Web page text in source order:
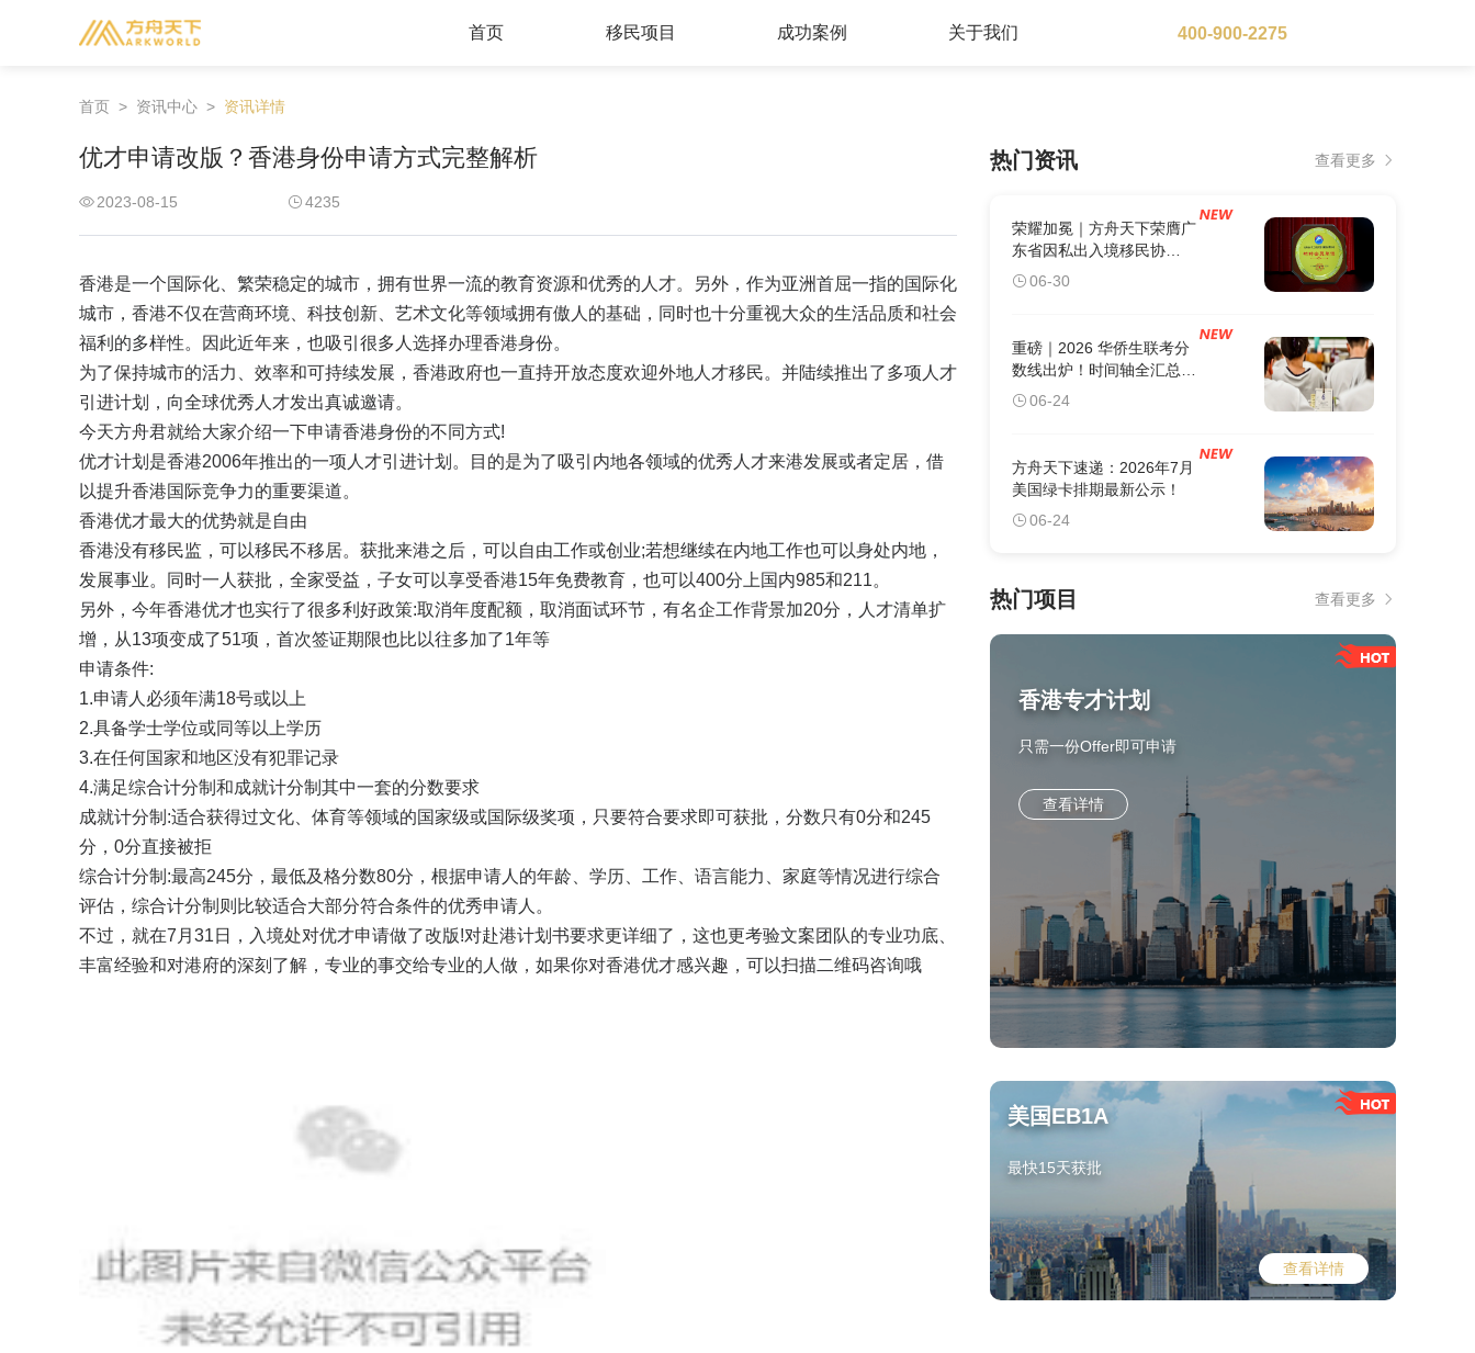
首页 移民项目
美国
加拿大
格林纳达
多米尼克
土耳其
爱尔兰
匈牙利
澳大利亚
成功案例 关于我们 400-900-2275
首页 > 资讯中心 > 资讯详情
优才申请改版？香港身份申请方式完整解析
2023-08-15 4235
香港是一个国际化、繁荣稳定的城市，拥有世界一流的教育资源和优秀的人才。另外，作为亚洲首屈一指的国际化
城市，香港不仅在营商环境、科技创新、艺术文化等领域拥有傲人的基础，同时也十分重视大众的生活品质和社会
福利的多样性。因此近年来，也吸引很多人选择办理香港身份。
为了保持城市的活力、效率和可持续发展，香港政府也一直持开放态度欢迎外地人才移民。并陆续推出了多项人才
引进计划，向全球优秀人才发出真诚邀请。
今天方舟君就给大家介绍一下申请香港身份的不同方式!
优才计划是香港2006年推出的一项人才引进计划。目的是为了吸引内地各领域的优秀人才来港发展或者定居，借
以提升香港国际竞争力的重要渠道。
香港优才最大的优势就是自由
香港没有移民监，可以移民不移居。获批来港之后，可以自由工作或创业;若想继续在内地工作也可以身处内地，
发展事业。同时一人获批，全家受益，子女可以享受香港15年免费教育，也可以400分上国内985和211。
另外，今年香港优才也实行了很多利好政策:取消年度配额，取消面试环节，有名企工作背景加20分，人才清单扩
增，从13项变成了51项，首次签证期限也比以往多加了1年等
申请条件:
1.申请人必须年满18号或以上
2.具备学士学位或同等以上学历
3.在任何国家和地区没有犯罪记录
4.满足综合计分制和成就计分制其中一套的分数要求
成就计分制:适合获得过文化、体育等领域的国家级或国际级奖项，只要符合要求即可获批，分数只有0分和245
分，0分直接被拒
综合计分制:最高245分，最低及格分数80分，根据申请人的年龄、学历、工作、语言能力、家庭等情况进行综合
评估，综合计分制则比较适合大部分符合条件的优秀申请人。
不过，就在7月31日，入境处对优才申请做了改版!对赴港计划书要求更详细了，这也更考验文案团队的专业功底、
丰富经验和对港府的深刻了解，专业的事交给专业的人做，如果你对香港优才感兴趣，可以扫描二维码咨询哦
热门资讯 查看更多
荣耀加冕｜方舟天下荣膺广
东省因私出入境移民协
会“标杆会员单位”
06-30
重磅｜2026 华侨生联考分
数线出炉！时间轴全汇总：
这5个关键节点错过1个，
06-24
方舟天下速递：2026年7月
美国绿卡排期最新公示！
06-24
热门项目 查看更多
香港专才计划
只需一份Offer即可申请
查看详情
美国EB1A
最快15天获批
查看详情